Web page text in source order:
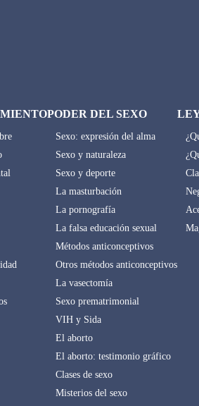
PODER DEL SEXO
Sexo: expresión del alma
Sexo y naturaleza
Sexo y deporte
La masturbación
La pornografía
La falsa educación sexual
Métodos anticonceptivos
Otros métodos anticonceptivos
La vasectomía
Sexo prematrimonial
VIH y Sida
El aborto
El aborto: testimonio gráfico
Clases de sexo
Misterios del sexo